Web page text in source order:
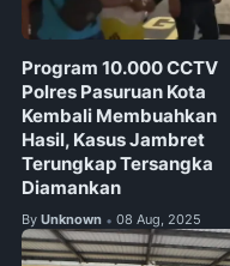
Program 10.000 CCTV
Polres Pasuruan Kota
Kembali Membuahkan
Hasil, Kasus Jambret
Terungkap Tersangka
Diamankan
By Unknown • 08 Aug, 2025